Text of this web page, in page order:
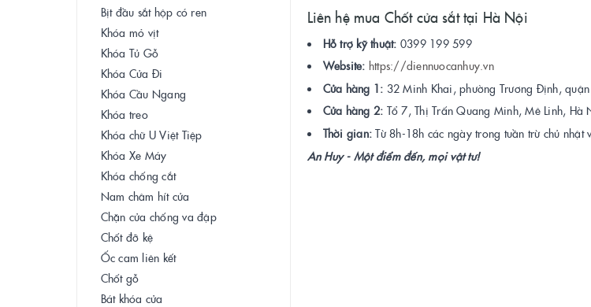
Liên hệ mua Chốt cửa sắt tại Hà Nội
Hỗ trợ kỹ thuật: 0399 199 599
Website: https://diennuocanhuy.vn
Cửa hàng 1: 32 Minh Khai, phường Trương Định, quận
Cửa hàng 2: Tổ 7, Thị Trấn Quang Minh, Mê Linh, Hà
Thời gian: Từ 8h-18h các ngày trong tuần trừ chủ nhật
An Huy - Một điểm đến, mọi vật tư!
Bịt đầu sắt hộp có ren
Khóa mỏ vịt
Khóa Tủ Gỗ
Khóa Cửa Đi
Khóa Cầu Ngang
Khóa treo
Khóa chữ U Việt Tiệp
Khóa Xe Máy
Khóa chống cắt
Nam châm hít cửa
Chặn cửa chống va đập
Chốt đỡ kệ
Ốc cam liên kết
Chốt gỗ
Bát khóa cửa